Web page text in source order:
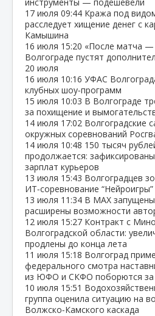
17 июля 09:44 Кража под
расследует хищение денег с
Камышина
16 июля 15:20 «После матча —
Волгограде пустят
20 июля
16 июля 10:16 УФАС
клубных шоу‑программ
15 июля 10:03 В Волгограде
за похищение и
14 июля 17:02 Волгоградские
окружных соревнований
14 июля 10:48 150 тысяч
продолжается:
зарплат курьеров
13 июля 15:43 Волгоградцев
ИТ‑соревнование “Нейроигры”
13 июля 11:34 В МАХ
расширены возможности
12 июля 15:27 Контракт с
Волгоградской области:
продлены до конца лета
11 июля 15:18 Волгоград
федерального смотра
из ЮФО и СКФО поборются за
10 июля 15:51
группа оценила ситуацию на
Волжско‑Камского каскада